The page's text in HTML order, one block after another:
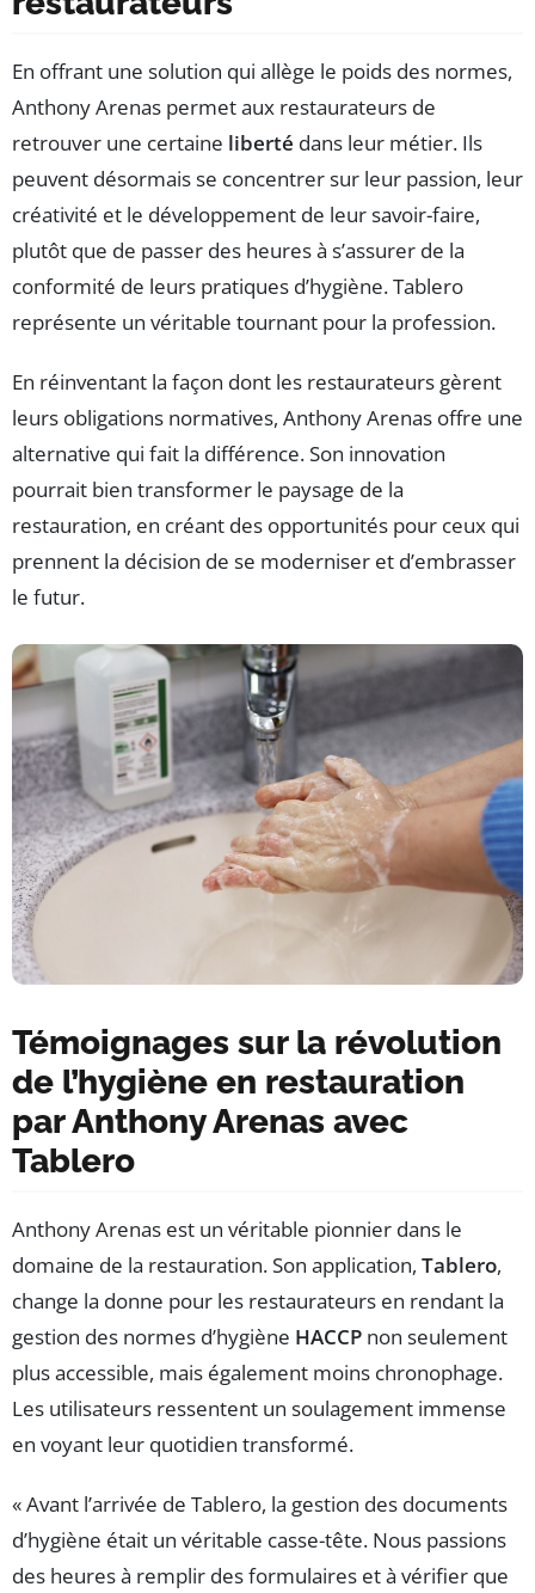
En offrant une solution qui allège le poids des normes,
Anthony Arenas permet aux restaurateurs de
retrouver une certaine liberté dans leur métier. Ils
peuvent désormais se concentrer sur leur passion, leur
créativité et le développement de leur savoir-faire,
plutôt que de passer des heures à s’assurer de la
conformité de leurs pratiques d’hygiène. Tablero
représente un véritable tournant pour la profession.
En réinventant la façon dont les restaurateurs gèrent
leurs obligations normatives, Anthony Arenas offre une
alternative qui fait la différence. Son innovation
pourrait bien transformer le paysage de la
restauration, en créant des opportunités pour ceux qui
prennent la décision de se moderniser et d’embrasser
le futur.
Témoignages sur la révolution
de l’hygiène en restauration
par Anthony Arenas avec
Tablero
Anthony Arenas est un véritable pionnier dans le
domaine de la restauration. Son application, Tablero,
change la donne pour les restaurateurs en rendant la
gestion des normes d’hygiène HACCP non seulement
plus accessible, mais également moins chronophage.
Les utilisateurs ressentent un soulagement immense
en voyant leur quotidien transformé.
« Avant l’arrivée de Tablero, la gestion des documents
d’hygiène était un véritable casse-tête. Nous passions
des heures à remplir des formulaires et à vérifier que